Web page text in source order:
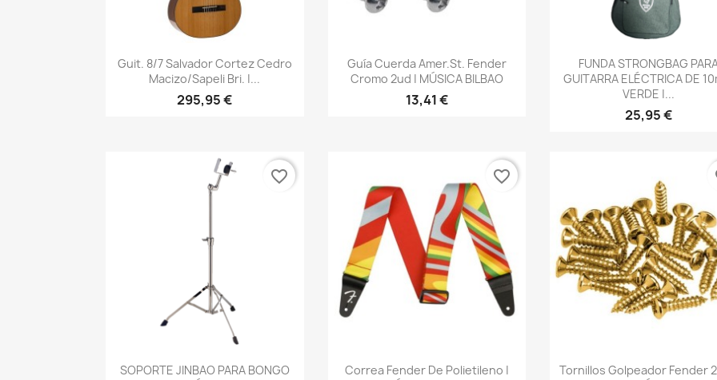
Vista rápida
Guit. 8/7 Salvador Cortez Cedro
Macizo/sapeli Bri. |...
295,95 €
Vista rápida
Guía Cuerda Amer.St. Fender
Cromo 2ud | MÚSICA BILBAO
13,41 €
Vista rápida
FUNDA STRONGBAG
GUITARRA ELÉCTRICA DE
VERDE |...
25,95 €
 Vista rápida
SOPORTE JINBAO PARA BONGO
favorite_border
Vista rápida
Correa Fender De Polietileno |
favorite_border
Vista rápida
Tornillos Golpeador Fender